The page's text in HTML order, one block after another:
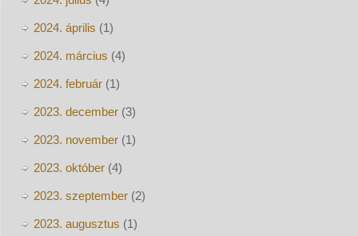
2024. április (1)
2024. március (4)
2024. február(1)
2023. december(3)
2023. november(1)
2023. október(4)
2023. szeptember(2)
2023. augusztus (1)